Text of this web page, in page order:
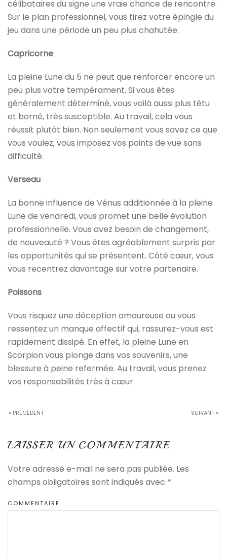
célibataires du signe une vraie chance de rencontre.
Sur le plan professionnel, vous tirez votre épingle du
jeu dans une période un peu plus chahutée.
Capricorne
La pleine Lune du 5 ne peut que renforcer encore un
peu plus votre tempérament. Si vous êtes
généralement déterminé, vous voilà aussi plus têtu
et borné, très susceptible. Au travail, cela vous
réussit plutôt bien. Non seulement vous savez ce que
vous voulez, vous imposez vos points de vue sans
difficulté.
Verseau
La bonne influence de Vénus additionnée à la pleine
Lune de vendredi, vous promet une belle évolution
professionnelle. Vous avez besoin de changement,
de nouveauté ? Vous êtes agréablement surpris par
les opportunités qui se présentent. Côté cœur, vous
vous recentrez davantage sur votre partenaire.
Poissons
Vous risquez une déception amoureuse ou vous
ressentez un manque affectif qui, rassurez-vous est
rapidement dissipé. En effet, la pleine Lune en
Scorpion vous plonge dans vos souvenirs, une
blessure à peine refermée. Au travail, vous prenez
vos responsabilités très à cœur.
« PRÉCÉDENT SUIVANT »
LAISSER UN COMMENTAIRE
Votre adresse e-mail ne sera pas publiée. Les
champs obligatoires sont indiqués avec *
COMMENTAIRE